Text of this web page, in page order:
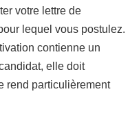
votre lettre de
lequel vous postulez.
contienne un
elle doit
rend particulièrement